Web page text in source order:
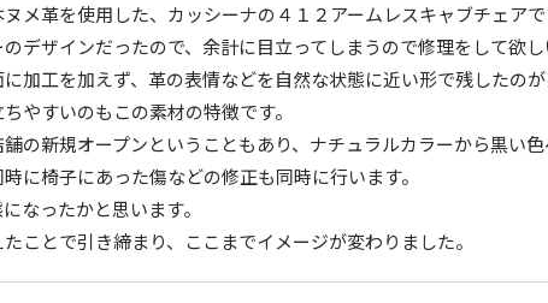
メ革を使用した、カッシーナの４１２アームレスキャブチェア
デザインだったので、余計に目立ってしまうので修理をして欲し
加工を加えず、革の表情などを自然な状態に近い形で残したの
やすいのもこの素材の特徴です。
の新規オープンということもあり、ナチュラルカラーから黒い
に椅子にあった傷などの修正も同時に行います。
なったかと思います。
ことで引き締まり、ここまでイメージが変わりました。